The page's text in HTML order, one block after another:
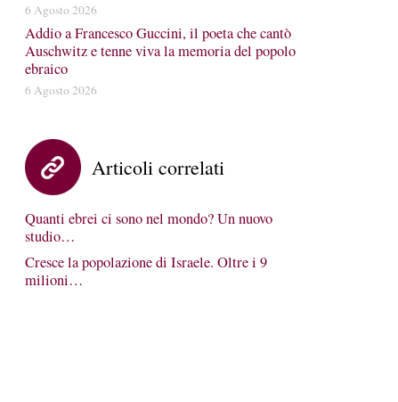
6 Agosto 2026
Addio a Francesco Guccini, il poeta che cantò
Auschwitz e tenne viva la memoria del popolo
ebraico
6 Agosto 2026
Articoli correlati
Quanti ebrei ci sono nel mondo? Un nuovo
studio…
Cresce la popolazione di Israele. Oltre i 9
milioni…